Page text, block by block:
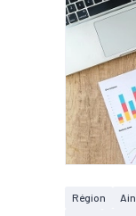
Région Ain